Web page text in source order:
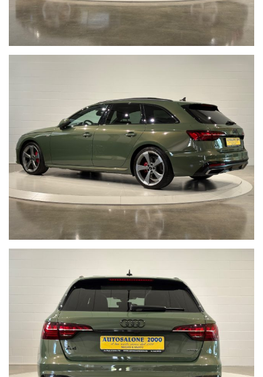
l’inconveniente e vi invitiamo a verificare le caratteristiche dello
specifico veicolo. Autosalone 2000 srl declina ogni responsabilità
per eventuali involontarie incongruenze, che non rappresentano in
alcun modo un impegno contrattuale.
Vuol dire offrire ad ogni cliente la certezza e la serenità di un
acquisto sicuro, vuol dire metterci la faccia certificando la
percorrenza chilometrica di ogni singola vettura, con i fatti e non
con le parole, per noi far parte di questa Community è un impegno
che con vanto portiamo avanti da anni.
Acquistare un'auto usata evitando la truffa non è semplice.
www.nonprendermiperilchilometro.it
Telefono fisso chiamaci : +39 0422 890220
Live Chat Whatsapp scrivici, invia foto del tuo usato, richiedi un
• Gianluca + 39 347 7264356
• Lorenzo +39 340 7474900